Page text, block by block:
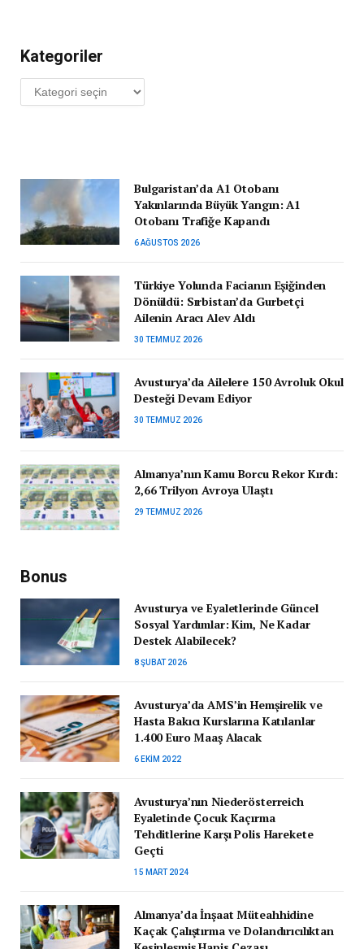
Kategoriler
Kategoriler
Bulgaristan’da A1 Otobanı
Yakınlarında Büyük Yangın: A1
Otobanı Trafiğe Kapandı
6 AĞUSTOS 2026
Türkiye Yolunda Facianın Eşiğinden
Dönüldü: Sırbistan’da Gurbetçi
Ailenin Aracı Alev Aldı
30 TEMMUZ 2026
Avusturya’da Ailelere 150 Avroluk Okul
Desteği Devam Ediyor
30 TEMMUZ 2026
Almanya’nın Kamu Borcu Rekor Kırdı:
2,66 Trilyon Avroya Ulaştı
29 TEMMUZ 2026
Bonus
Avusturya ve Eyaletlerinde Güncel
Sosyal Yardımlar: Kim, Ne Kadar
Destek Alabilecek?
8 ŞUBAT 2026
Avusturya’da AMS’in Hemşirelik ve
Hasta Bakıcı Kurslarına Katılanlar
1.400 Euro Maaş Alacak
6 EKIM 2022
Avusturya’nın Niederösterreich
Eyaletinde Çocuk Kaçırma
Tehditlerine Karşı Polis Harekete
Geçti
15 MART 2024
Almanya’da İnşaat Müteahhidine
Kaçak Çalıştırma ve Dolandırıcılıktan